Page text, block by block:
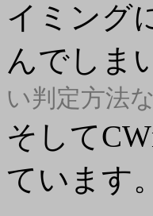
イミング
んでしま
い判定方法
そして
ています。